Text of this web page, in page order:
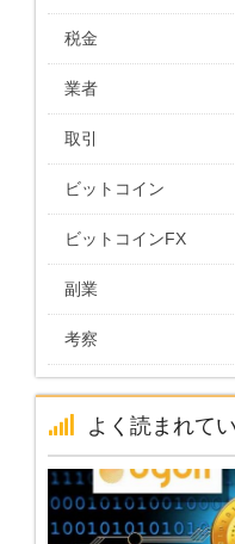
税金
業者
取引
ビットコイン
ビットコインFX
副業
考察
よく読まれて